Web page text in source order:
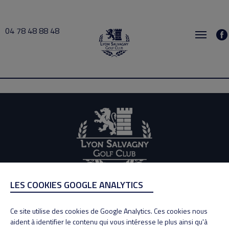
04 78 48 88 48
busy 2026-07-31 12:30 → 2026-07-31 13:00
ADRESSE
69890 La Tour de Salvagny
Tél : 04 78 48 88 48
LES COOKIES GOOGLE ANALYTICS
Ce site utilise des cookies de Google Analytics. Ces cookies nous
aident à identifier le contenu qui vous intéresse le plus ainsi qu'à